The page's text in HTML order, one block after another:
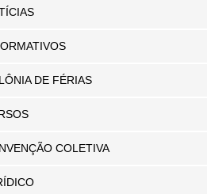
DE FÉRIAS
COLETIVA